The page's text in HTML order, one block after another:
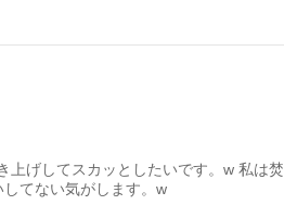
上げしてスカッとしたいです。w 私は焚
てない気がします。w